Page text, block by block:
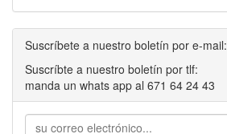
Suscríbete a nuestro boletín por e-mail:
Suscríbte a nuestro boletín por tlf:
manda un whats app al 671 64 24 43